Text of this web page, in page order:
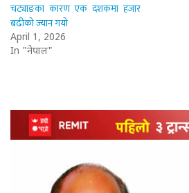
चट्याङका कारण एक दशकमा हजार
बढीको ज्यान गयो
April 1, 2026
In "नेपाल"